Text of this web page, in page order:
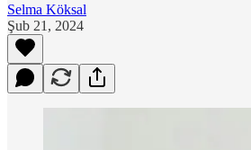
Selma Köksal
Şub 21, 2024